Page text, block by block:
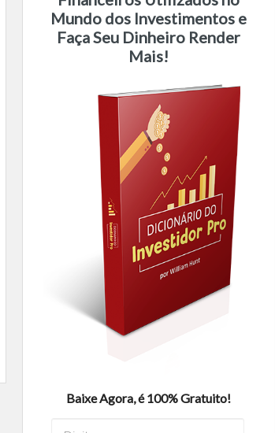
Mundo dos Investimentos e
Faça Seu Dinheiro Render
Mais!
Baixe Agora, é 100% Gratuito!